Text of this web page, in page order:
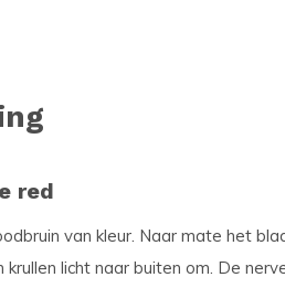
red
van kleur. Naar mate het
licht naar buiten om. De